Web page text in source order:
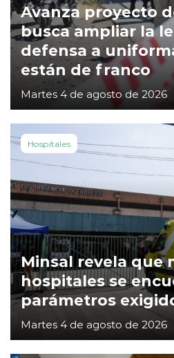
Avanza proyecto
busca ampliar la
defensa a
están de franco
Martes 4 de agosto de 2026
Hospitales
Minsal revela que
hospitales se
parámetros
Martes 4 de agosto de 2026